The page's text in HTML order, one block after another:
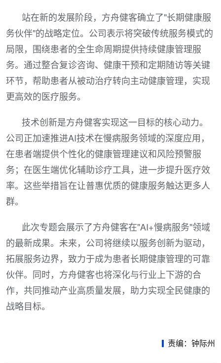
站在新的发展阶段，方舟健客确立了"长期健康服
务伙伴"的战略定位。公司表示将突破传统服务模式的
局限，围绕患者的全生命周期提供持续健康管理服
务。通过整合复诊咨询、健康干预和定期随访等关键
环节，帮助患者从被动治疗转向主动健康管理，实现
更高效的医疗服务。
技术创新是方舟健客实现这一目标的核心动力。
公司正加速推进AI技术在慢病服务领域的深度应用，
在患者端提供个性化的健康管理建议和风险预警服
务；在医生端优化辅助诊疗工具，进一步提升医疗效
率。这些举措旨在让普惠优质的健康服务触达更多人
群。
此次专题会展示了方舟健客在"AI+慢病服务"领域
的最新成果。未来，公司将继续以服务创新为驱动，
拓展服务边界，致力于成为患者长期健康管理的可靠
伙伴。同时，方舟健客也将深化与行业上下游的合
作，共同推动产业高质量发展，助力实现全民健康的
战略目标。
责编：钟际州